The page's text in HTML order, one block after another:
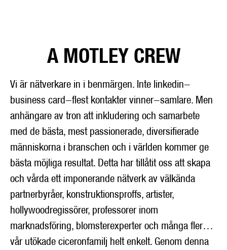
A MOTLEY CREW
Vi är nätverkare in i benmärgen. Inte linkedin-
business card-flest kontakter vinner-samlare. Men
anhängare av tron att inkludering och samarbete
med de bästa, mest passionerade, diversifierade
människorna i branschen och i världen kommer ge
bästa möjliga resultat. Detta har tillåtit oss att skapa
och vårda ett imponerande nätverk av välkända
partnerbyråer, konstruktionsproffs, artister,
hollywoodregissörer, professorer inom
marknadsföring, blomsterexperter och många fler…
vår utökade ciceronfamilj helt enkelt. Genom denna